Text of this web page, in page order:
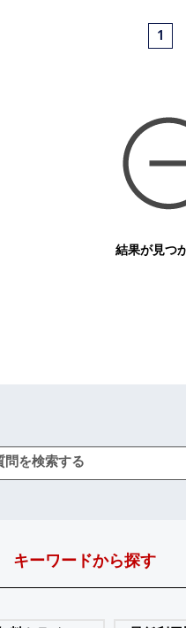
1
結果が見つ
キーワードから探す